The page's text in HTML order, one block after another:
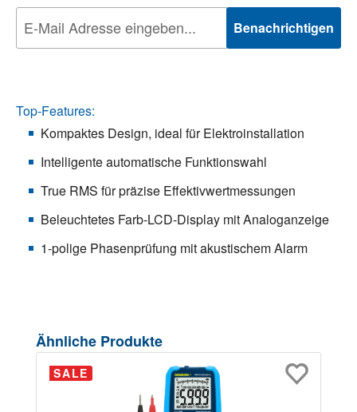
Benachrichtigen
Top-Features:
Kompaktes Design, ideal für Elektroinstallation
Intelligente automatische Funktionswahl
True RMS für präzise Effektivwertmessungen
Beleuchtetes Farb-LCD-Display mit Analoganzeige
1-polige Phasenprüfung mit akustischem Alarm
Produktgalerie überspringen
Ähnliche Produkte
SALE